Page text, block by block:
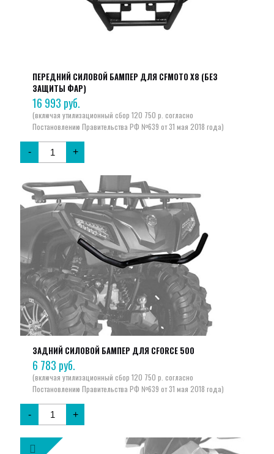
ПЕРЕДНИЙ СИЛОВОЙ БАМПЕР ДЛЯ CFMOTO X8 (БЕЗ
ЗАЩИТЫ ФАР)
16 993 руб.
- +
ЗАДНИЙ СИЛОВОЙ БАМПЕР ДЛЯ CFORCE 500
6 783 руб.
- +